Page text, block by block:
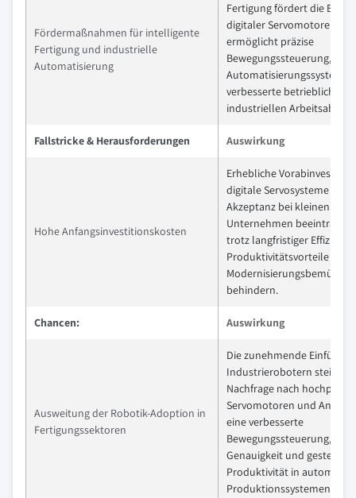
Fördermaßnahmen für intelligente
Fertigung und industrielle
Automatisierung
Fertigung fördert die
digitaler Servomotoren
ermöglicht präzise
Bewegungssteuerung,
verbesserte betriebliche
industriellen
Fallstricke & Herausforderungen Auswirkung
Hohe Anfangsinvestitionskosten
Erhebliche
digitale Servosysteme
Akzeptanz bei kleinen
Unternehmen
trotz langfristiger Effizienz-
Produktivitätsvorteile
behindern.
Chancen: Auswirkung
Ausweitung der Robotik-Adoption in
Fertigungssektoren
Die zunehmende
Industrierobotern steigert
Nachfrage nach
Servomotoren und
eine verbesserte
Bewegungssteuerung,
Genauigkeit und
Produktivität in
Produktionssystemen